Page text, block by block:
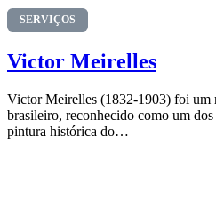
SERVIÇOS
Victor Meirelles
Victor Meirelles (1832-1903) foi um
brasileiro, reconhecido como um
pintura histórica do…